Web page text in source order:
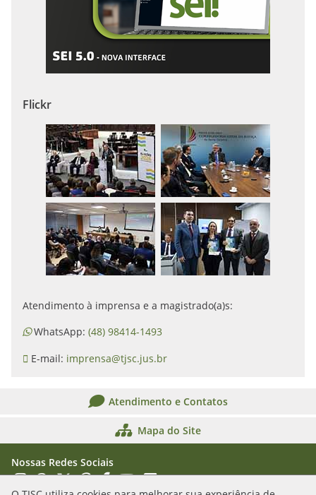
Flickr
Atendimento à imprensa e a magistrado(a)s:
WhatsApp: (48) 98414-1493
E-mail: imprensa@tjsc.jus.br
Atendimento e Contatos
Mapa do Site
Nossas Redes Sociais
Acessar Instagram
Acessar WhatsApp
Acessar XAcessar Threads
Acessar Facebook
Acessar YouTube
Acessar Flickr
Acessar SoundCloud